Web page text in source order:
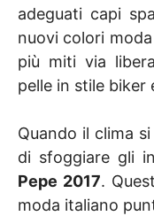
adeguati capi
nuovi colori
più miti via
pelle in stile biker
Quando il clima
di sfoggiare gli
Pepe 2017.
moda italiano